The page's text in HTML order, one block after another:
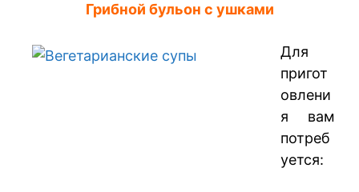
Грибной бульон с ушками
Для
пригот
овлени
я вам
потреб
уется: